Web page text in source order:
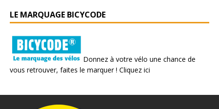
LE MARQUAGE BICYCODE
Donnez à votre vélo une chance de
vous retrouver, faites le marquer ! Cliquez ici